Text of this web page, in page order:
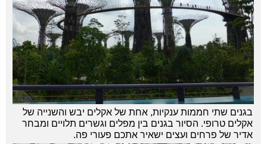
בגנים שתי חממות ענקיות, אחת של אקלים יבש והשנייה של
אקלים טרופי. הסיור בגנים בין מפלים וגשרים תלויים ומבחר
אדיר של פרחים ועצים ישאיר אתכם פעורי פה.